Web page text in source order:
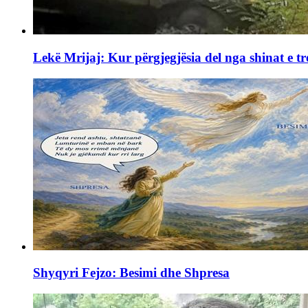
Lekë Mrijaj: Kur përgjegjësia del nga shinat e
Shyqyri Fejzo: Besimi dhe Shpresa